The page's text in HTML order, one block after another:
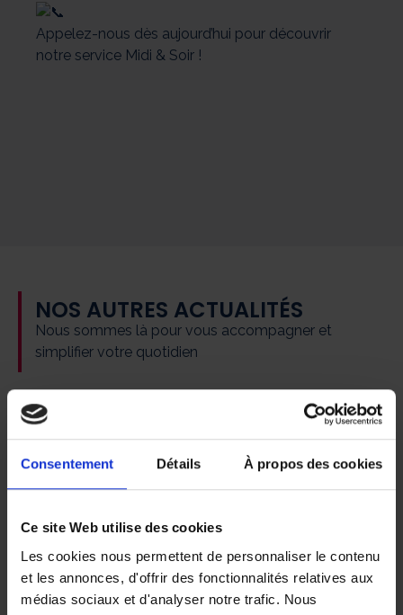
Consentement Détails À propos des cookies
Ce site Web utilise des cookies
Les cookies nous permettent de personnaliser le contenu
et les annonces, d'offrir des fonctionnalités relatives aux
médias sociaux et d'analyser notre trafic. Nous
Appelez-nous dès aujourd’hui pour découvrir
notre service Midi & Soir !
NOS AUTRES ACTUALITÉS
Nous sommes là pour vous accompagner et
simplifier votre quotidien
📢 𝐀𝐃𝐇𝐀𝐏 𝐯𝐨𝐮𝐬 𝐝𝐨𝐧𝐧𝐞 𝐫𝐞𝐧𝐝𝐞𝐳-
𝐯𝐨𝐮𝐬 𝐥𝐞 𝐣𝐞𝐮𝐝𝐢 𝟏𝟎 𝐬𝐞𝐩𝐭𝐞𝐦𝐛𝐫𝐞 𝟐𝟎𝟐𝟔 𝐚̀
𝐆𝐥𝐚𝐧𝐝 !